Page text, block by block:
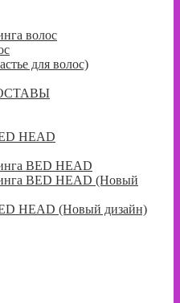
волос
для волос)
HEAD
BED HEAD
BED HEAD (Новый
HEAD (Новый дизайн)